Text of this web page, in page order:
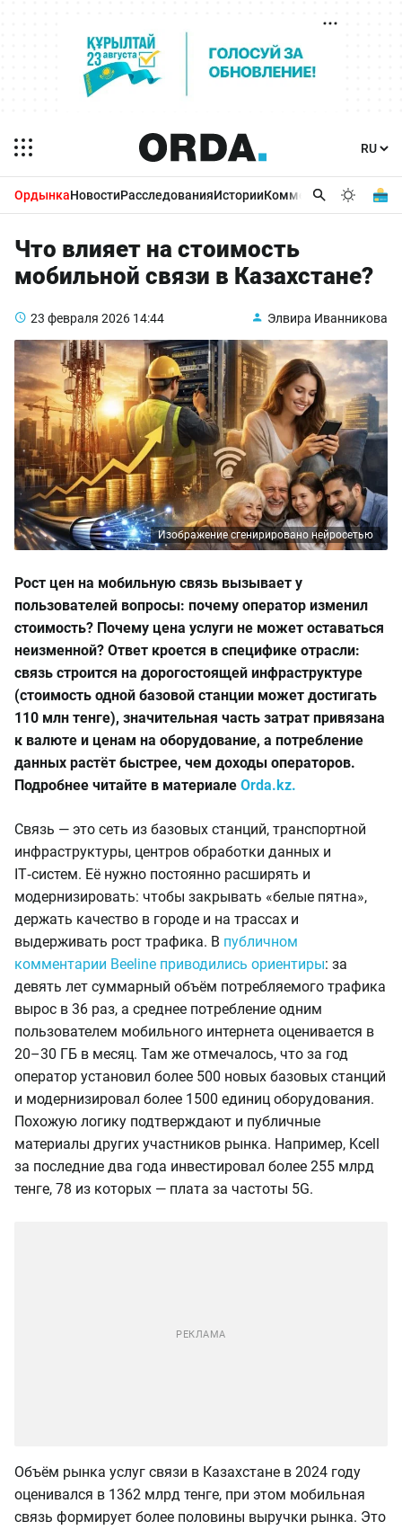
ОрдынкаНовостиРасследованияИсторииКомментарииБизнес
Что влияет на стоимость
мобильной связи в Казахстане?
23 февраля 2026 14:44 Элвира Иванникова
Изображение сгенирировано нейросетью
Рост цен на мобильную связь вызывает у
пользователей вопросы: почему оператор изменил
стоимость? Почему цена услуги не может оставаться
неизменной? Ответ кроется в специфике отрасли:
связь строится на дорогостоящей инфраструктуре
(стоимость одной базовой станции может достигать
110 млн тенге), значительная часть затрат привязана
к валюте и ценам на оборудование, а потребление
данных растёт быстрее, чем доходы операторов.
Подробнее читайте в материале Orda.kz.
Связь — это сеть из базовых станций, транспортной
инфраструктуры, центров обработки данных и
IT‑систем. Её нужно постоянно расширять и
модернизировать: чтобы закрывать «белые пятна»,
держать качество в городе и на трассах и
выдерживать рост трафика. В публичном
комментарии Beeline приводились ориентиры: за
девять лет суммарный объём потребляемого трафика
вырос в 36 раз, а среднее потребление одним
пользователем мобильного интернета оценивается в
20–30 ГБ в месяц. Там же отмечалось, что за год
оператор установил более 500 новых базовых станций
и модернизировал более 1500 единиц оборудования.
Похожую логику подтверждают и публичные
материалы других участников рынка. Например, Kcell
за последние два года инвестировал более 255 млрд
тенге, 78 из которых — плата за частоты 5G.
Объём рынка услуг связи в Казахстане в 2024 году
оценивался в 1362 млрд тенге, при этом мобильная
связь формирует более половины выручки рынка. Это